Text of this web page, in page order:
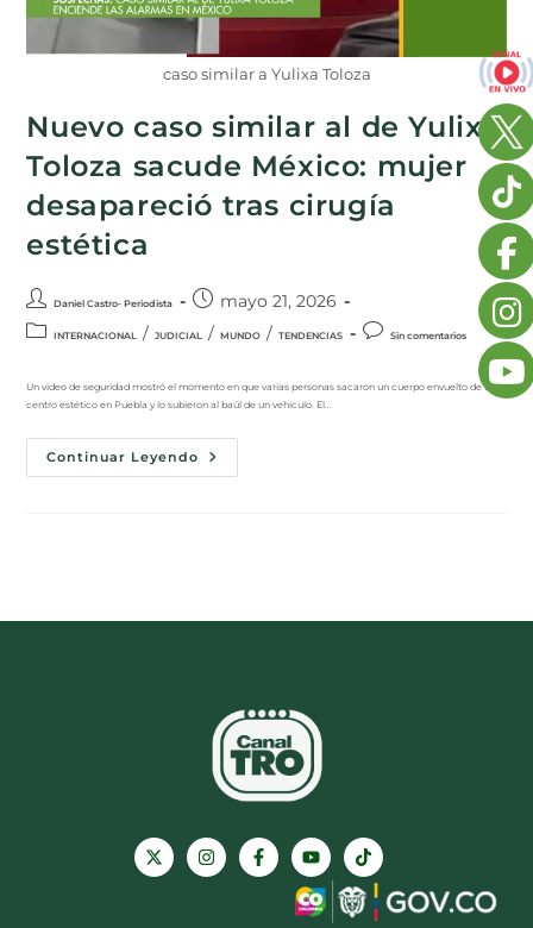
caso similar a Yulixa Toloza
Nuevo caso similar al de Yulixa
Toloza sacude México: mujer
desapareció tras cirugía
estética
Daniel Castro- Periodista mayo 21, 2026
INTERNACIONAL / JUDICIAL / MUNDO / TENDENCIAS Sin comentarios
Un video de seguridad mostró el momento en que varias personas sacaron un cuerpo envuelto de un
centro estético en Puebla y lo subieron al baúl de un vehículo. El…
Continuar Leyendo